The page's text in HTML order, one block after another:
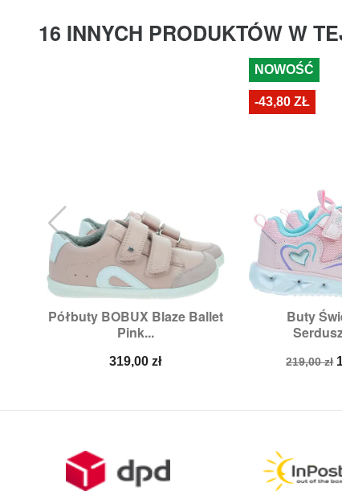
16 INNYCH PRODUKTÓW W
Półbuty BOBUX Blaze Ballet
Pink...
Cena
319,00 zł
 Szybki podgląd
Rozmiary:24,
Buty
Cena
219,00 zł
Szybki
NOWOŚĆ
-43,80 ZŁ